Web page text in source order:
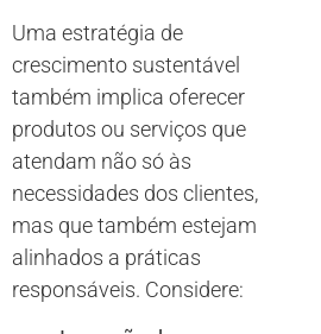
Uma estratégia de
crescimento sustentável
também implica oferecer
produtos ou serviços que
atendam não só às
necessidades dos clientes,
mas que também estejam
alinhados a práticas
responsáveis. Considere: